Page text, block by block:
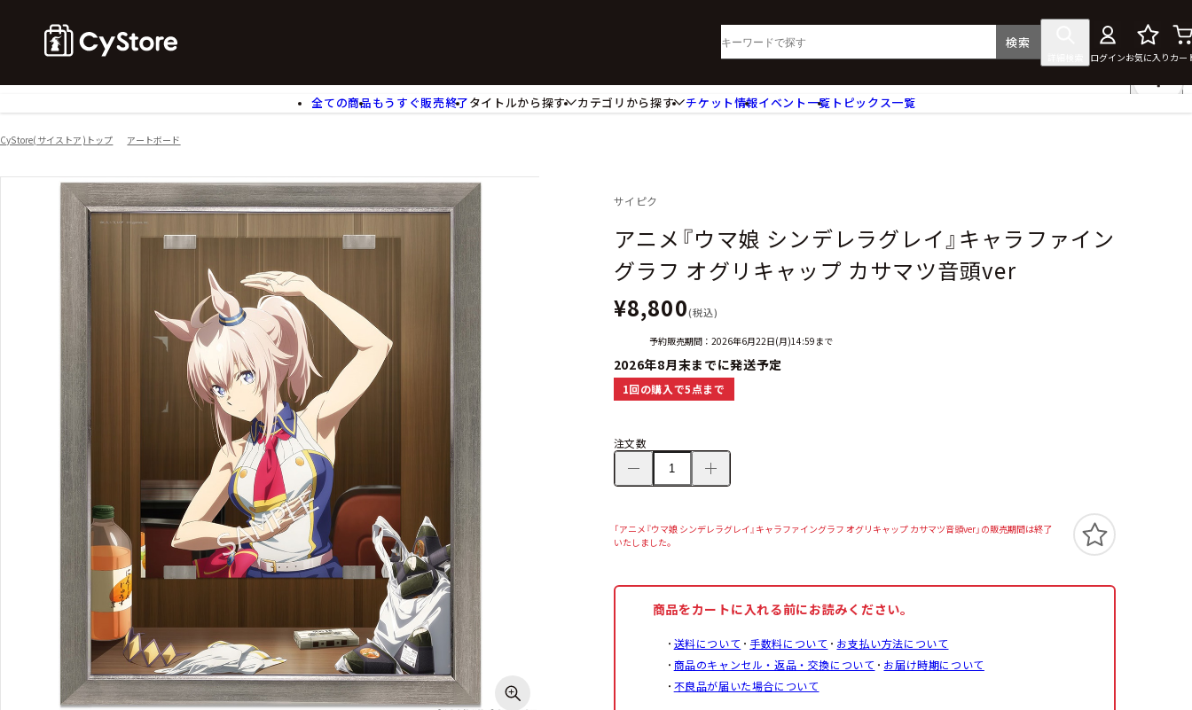
検索
ログインお気に入り カー
全ての商品もうすぐ販売終了タイトルから探す
カテゴリから探す
アクリルスタンド
アームサポーター
ブレードホルダー カードスリーブ・カード収納ケース
モバイルグッズ
生活雑貨
食玩
アパレル小物
アクセサリー
コミック・小説
その他グッズ
チケット情報イベント一覧 トピックス一覧
CyStore(サイストア)トップ アートボード
サイピク
アニメ『ウマ娘 シンデレラグレイ』キャラファイン
グラフ オグリキャップ カサマツ音頭ver
¥8,800(税込)
予約販売期間：2026年6月22日(月)14:59まで
2026年8月末までに発送予定
1回の購入で5点まで
注文数
「アニメ『ウマ娘 シンデレラグレイ』キャラファイングラフ オグリキャップ カサマツ音頭ver」の販売期間は終了
いたしました。
商品をカートに入れる前にお読みください。
送料について 手数料について
お支払い方法について
商品のキャンセル・返品・交換について
お届け時期について
不良品が届いた場合について